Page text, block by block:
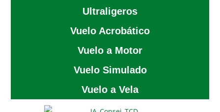
Ultraligeros
Vuelo Acrobático
Vuelo a Motor
Vuelo Simulado
Vuelo a Vela